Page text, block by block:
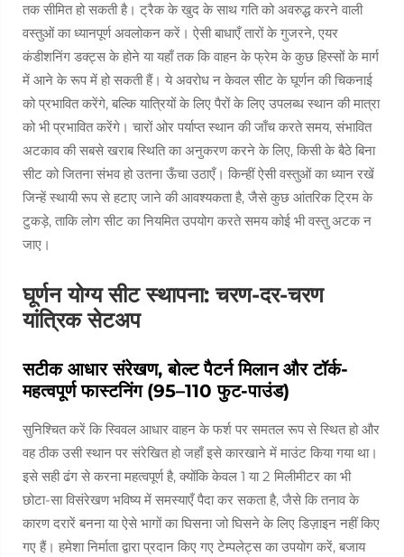
तक सीमित हो सकती है। ट्रैक के खुद के साथ गति को अवरुद्ध करने वाली
वस्तुओं का ध्यानपूर्ण अवलोकन करें। ऐसी बाधाएँ तारों के गुजरने, एयर
कंडीशनिंग डक्ट्स के होने या यहाँ तक कि वाहन के फ्रेम के कुछ हिस्सों के मार्ग
में आने के रूप में हो सकती हैं। ये अवरोध न केवल सीट के घूर्णन की चिकनाई
को प्रभावित करेंगे, बल्कि यात्रियों के लिए पैरों के लिए उपलब्ध स्थान की मात्रा
को भी प्रभावित करेंगे। चारों ओर पर्याप्त स्थान की जाँच करते समय, संभावित
अटकाव की सबसे खराब स्थिति का अनुकरण करने के लिए, किसी के बैठे बिना
सीट को जितना संभव हो उतना ऊँचा उठाएँ। किन्हीं ऐसी वस्तुओं का ध्यान रखें
जिन्हें स्थायी रूप से हटाए जाने की आवश्यकता है, जैसे कुछ आंतरिक ट्रिम के
टुकड़े, ताकि लोग सीट का नियमित उपयोग करते समय कोई भी वस्तु अटक न
जाए।
घूर्णन योग्य सीट स्थापना: चरण-दर-चरण
यांत्रिक सेटअप
सटीक आधार संरेखण, बोल्ट पैटर्न मिलान और टॉर्क-
महत्वपूर्ण फास्टनिंग (95–110 फुट-पाउंड)
सुनिश्चित करें कि स्विवल आधार वाहन के फर्श पर समतल रूप से स्थित हो और
वह ठीक उसी स्थान पर संरेखित हो जहाँ इसे कारखाने में माउंट किया गया था।
इसे सही ढंग से करना महत्वपूर्ण है, क्योंकि केवल 1 या 2 मिलीमीटर का भी
छोटा-सा विसंरेखण भविष्य में समस्याएँ पैदा कर सकता है, जैसे कि तनाव के
कारण दरारें बनना या ऐसे भागों का घिसना जो घिसने के लिए डिज़ाइन नहीं किए
गए हैं। हमेशा निर्माता द्वारा प्रदान किए गए टेम्पलेट्स का उपयोग करें, बजाय